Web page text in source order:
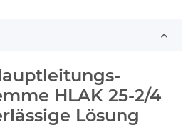
HLAK 25-2/4
Lösung